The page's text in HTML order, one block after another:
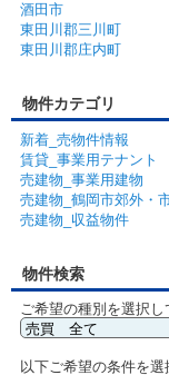
酒田市
東田川郡三川町
東田川郡庄内町
物件カテゴリ
新着_売物件情報
賃貸_事業用テナント
売建物_事業用建物
売建物_鶴岡市郊外・
売建物_収益物件
物件検索
ご希望の種別を選択し
以下ご希望の条件を